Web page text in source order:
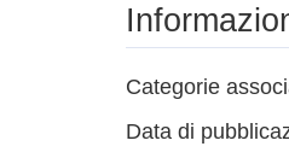
Categorie
Data di